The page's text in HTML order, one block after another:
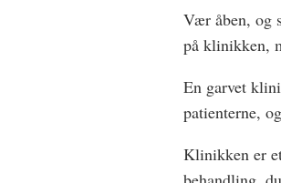
Vær åben, og
på klinikken,
En garvet
patienterne,
Klinikken er